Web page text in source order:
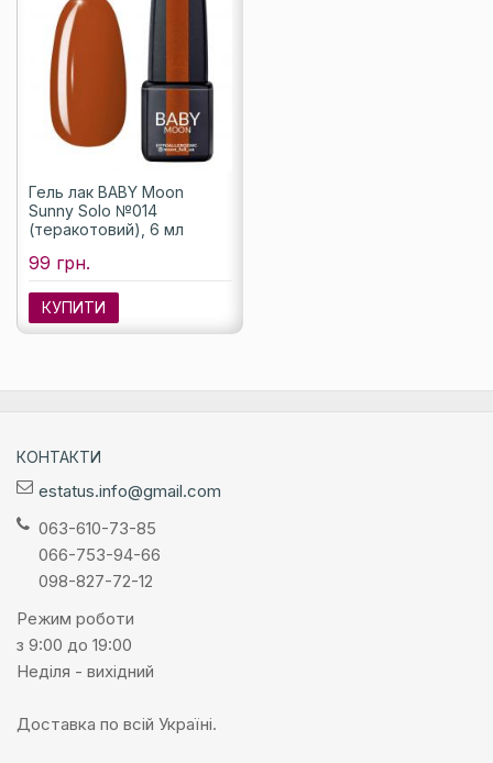
Гель лак BABY Moon
Sunny Solo №014
(теракотовий), 6 мл
99 грн.
КУПИТИ
КОНТАКТИ
estatus.info@gmail.com
063-610-73-85
066-753-94-66
098-827-72-12
Режим роботи
з 9:00 до 19:00
Неділя - вихідний
Доставка по всій Україні.